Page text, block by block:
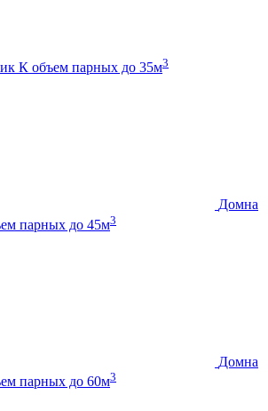
К объем парных до 35м3
Домна
парных до 45м3
Домна
парных до 60м3